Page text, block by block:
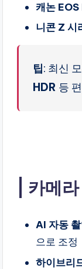
캐논 EOS
니콘 Z 시
팁: 최신
HDR 등
카메
AI 자동
으로 조정
하이브리